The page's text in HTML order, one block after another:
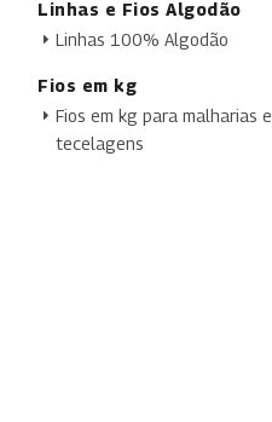
Linhas e Fios Algodão
Linhas 100% Algodão
Fios em kg
Fios em kg para malharias e
tecelagens